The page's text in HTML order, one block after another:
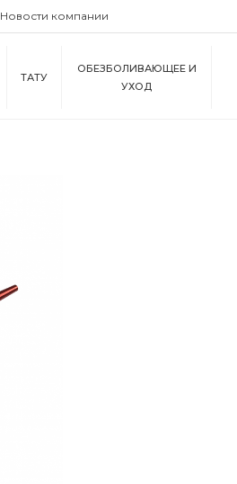
Новости компании
ТАТУ
ОБЕЗБОЛИВАЮЩЕЕ И
УХОД